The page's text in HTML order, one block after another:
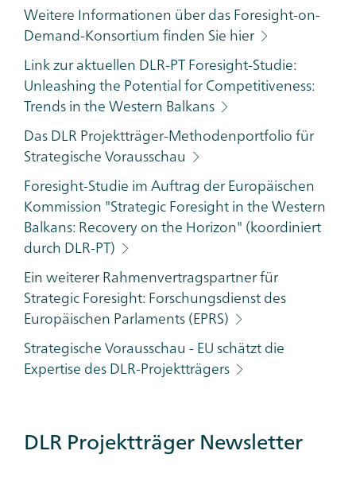
Weitere Informationen über das Foresight-on-
Demand-Konsortium finden Sie hier
Link zur aktuellen DLR-PT Foresight-Studie:
Unleashing the Potential for Competitiveness:
Trends in the Western Balkans
Das DLR Projektträger-Methodenportfolio für
Strategische Vorausschau
Foresight-Studie im Auftrag der Europäischen
Kommission "Strategic Foresight in the Western
Balkans: Recovery on the Horizon" (koordiniert
durch DLR-PT)
Ein weiterer Rahmenvertragspartner für
Strategic Foresight: Forschungsdienst des
Europäischen Parlaments (EPRS)
Strategische Vorausschau - EU schätzt die
Expertise des DLR-Projektträgers
DLR Projektträger Newsletter